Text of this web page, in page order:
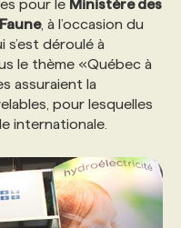
FORMATIONS
pour le Ministère des
, à l’occasion du
s’est déroulé à
le thème «Québec à
assuraient la
pour lesquelles
internationale.